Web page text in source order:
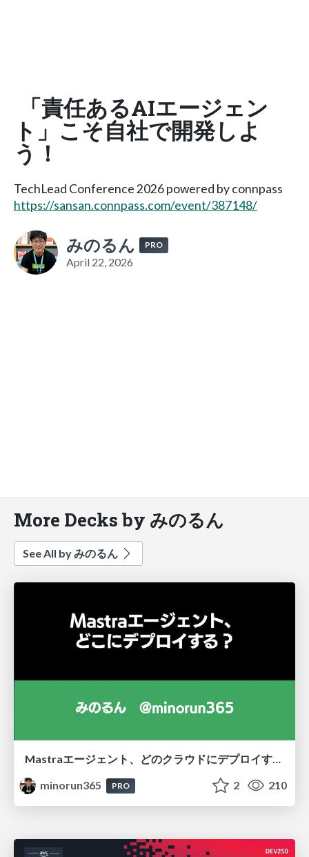
「責任あるAIエージェン
ト」こそ自社で開発しよ
う！
TechLead Conference 2026 powered by connpass
https://sansan.connpass.com/event/387148/
みのるん PRO
April 22, 2026
More Decks by みのるん
See All by みのるん
Mastraエージェント、どのクラウドにデプロイする？
minorun365
PRO 2 210